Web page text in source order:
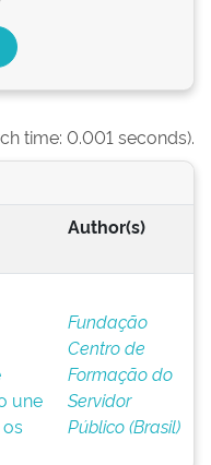
time: 0.001 seconds).
Author(s)
une
Fundação
Centro de
Formação do
Servidor
Público (Brasil)